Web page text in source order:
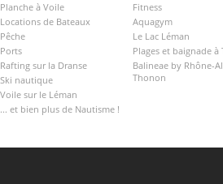
Planche à Voile
Locations de Bateaux
Pêche
Ports
Rafting sur la Dranse
Ski nautique
Voile sur le Léman
... et bien plus de Nautisme !
Fitness
Aquagym
Le Lac Léman
Plages et baignade à
Balineae by Rhône-
Thonon